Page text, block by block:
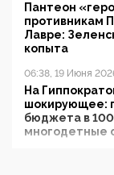
Пантеон
противникам
Лавре:
копыта
06:38, 19 Июня
На
шокирующее:
бюджета в
многодетные